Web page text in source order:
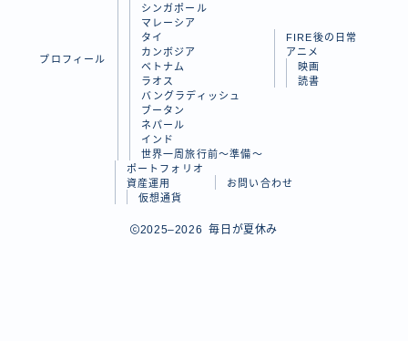
世界一周旅行前～準備～
Follow Me
プロフィール
シンガポール
マレーシア
タイ
カンボジア
ベトナム
ラオス
バングラディッシュ
ブータン
ネパール
インド
世界一周旅行前～準備～
FIRE後の日常
アニメ
映画
読書
ポートフォリオ
資産運用
仮想通貨
お問い合わせ
2025–2026 毎日が夏休み